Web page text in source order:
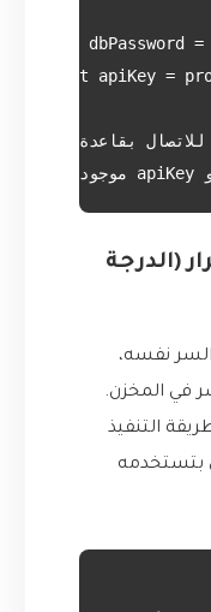
(الدرجة
نفسه،
في المخزن.
التنفيذ
بتستخدمه